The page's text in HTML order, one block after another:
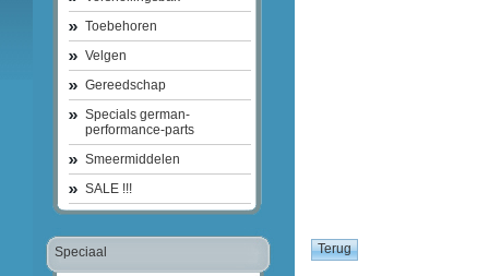
Toebehoren
Velgen
Gereedschap
Specials german-
performance-parts
Smeermiddelen
SALE !!!
Speciaal